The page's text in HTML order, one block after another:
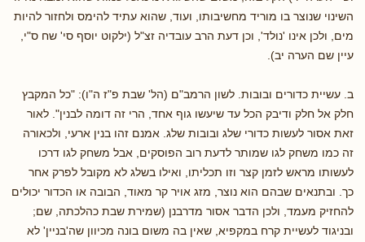
השינוי שנוצר בו מוריד מחשיבותו, ועוד, שהוא עתיד להימס ולחזור להיות
מים, ולכן אינו 'נולד', וכן דעת הרב עובדיה זצ"ל (ילקוט יוסף סי' שח ס"י,
עיין שם הערה יב).
ב. עשיית כדורים ובובות. לשון הרמב"ם (הל' שבת פ"ז ה"ו): "כל המקבץ
חלק אל חלק ודיבק הכל עד שיעשו גוף אחד, הרי זה דומה לבנין". לאור
זאת אסור לעשות כדורי שלג ובובות שלג. אמנם זהו בנין ארעי, ולכאורה
זה כמו משחק לגו שמותר לדעת רוב הפוסקים, אבל משחק לגו דרכו
לעשותו מראש לזמן קצר וזו תכליתו, ואילו בשלג לא מקובל לפרק אחר
כך. ובתנאים שבהם הוא נוצר, מזג אויר קר מאוד, הבובה או הכדור יכולים
להחזיק מעמד, ולכן הדבר אסור מדרבנן (שמירת שבת כהלכתה, שם;
ובניגוד לעשיית קרח במקפיא, שאין בה משום בונה מכיוון שה'בניין' לא